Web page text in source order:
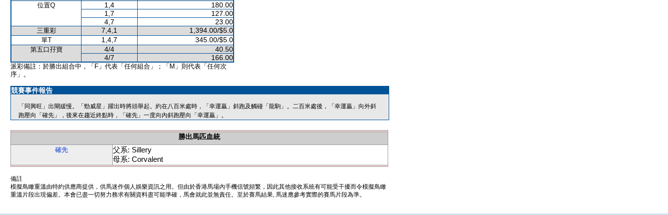
位置Q 1,4
180.00
1,7
127.00
4,7
23.00
三重彩 7,4,1 1,394.00/$5.0
單T 1,4,7 345.00/$5.0
第五口孖寶 4/4
40.50
4/7
166.00
派彩備註：於勝出組合中，「F」代表「任何組合」；「M」則代表「任何次
序」。
競賽事件報告
「同興旺」出閘緩慢。「勁威星」躍出時將頭舉起。約在八百米處時，「幸運贏」斜跑及觸碰「龍駒」。二百米處後，「幸運贏」向外斜
跑壓向「確先」，後來在趨近終點時，「確先」一度向內斜跑壓向「幸運贏」。
勝出馬匹血統
確先
父系: Sillery
母系: Corvalent
備註
模擬鳥瞰重溫由特約供應商提供，供馬迷作個人娛樂資訊之用。但由於香港馬場內手機信號頻繁，因此其他接收系統有可能受干擾而令模擬鳥瞰
重溫片段出現偏差。本會已盡一切努力務求有關資料盡可能準確，馬會就此並無責任。至於賽馬結果, 馬迷應參考實際的賽馬片段為準。